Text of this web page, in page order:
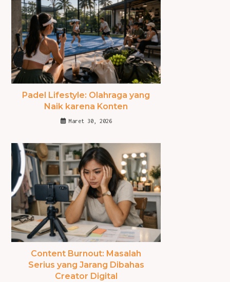
Padel Lifestyle: Olahraga yang
Naik karena Konten
Maret 30, 2026
Content Burnout: Masalah
Serius yang Jarang Dibahas
Creator Digital